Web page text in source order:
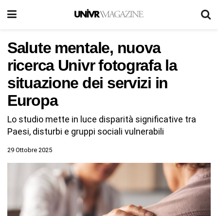
Salute mentale, nuova
ricerca Univr fotografa la
situazione dei servizi in
Europa
Lo studio mette in luce disparità significative tra
Paesi, disturbi e gruppi sociali vulnerabili
29 Ottobre 2025